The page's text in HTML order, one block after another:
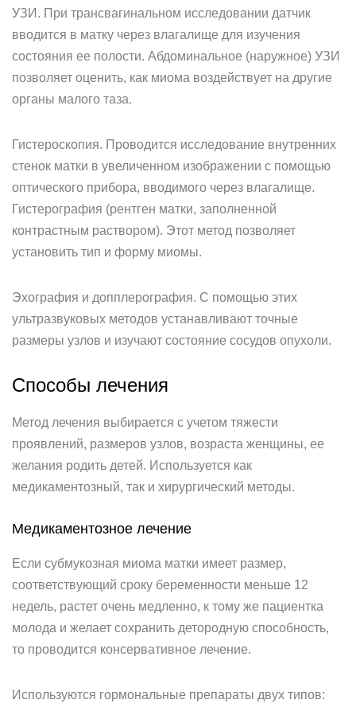
УЗИ. При трансвагинальном исследовании датчик
вводится в матку через влагалище для изучения
состояния ее полости. Абдоминальное (наружное) УЗИ
позволяет оценить, как миома воздействует на другие
органы малого таза.
Гистероскопия. Проводится исследование внутренних
стенок матки в увеличенном изображении с помощью
оптического прибора, вводимого через влагалище.
Гистерография (рентген матки, заполненной
контрастным раствором). Этот метод позволяет
установить тип и форму миомы.
Эхография и допплерография. С помощью этих
ультразвуковых методов устанавливают точные
размеры узлов и изучают состояние сосудов опухоли.
Способы лечения
Метод лечения выбирается с учетом тяжести
проявлений, размеров узлов, возраста женщины, ее
желания родить детей. Используется как
медикаментозный, так и хирургический методы.
Медикаментозное лечение
Если субмукозная миома матки имеет размер,
соответствующий сроку беременности меньше 12
недель, растет очень медленно, к тому же пациентка
молода и желает сохранить детородную способность,
то проводится консервативное лечение.
Используются гормональные препараты двух типов: